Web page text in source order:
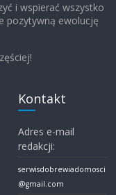
i wspierać wszystko
pozytywną ewolucję
Kontakt
Adres e-mail
redakcji:
serwisdobrewiadomosci
@gmail.com